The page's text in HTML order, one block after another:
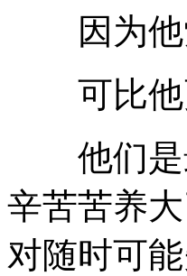
因为他
可比他
他们是
辛苦苦养
对随时可